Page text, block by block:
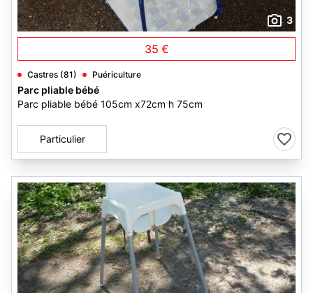
3
35 €
Castres (81) Puériculture
Parc pliable bébé
Parc pliable bébé 105cm x72cm h 75cm
Particulier